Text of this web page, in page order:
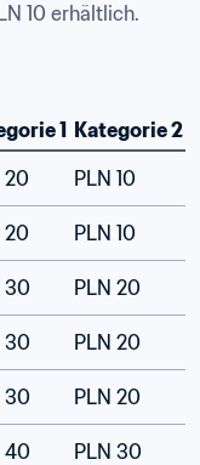
10 erhältlich.
1
Kategorie 2
20 PLN 10
20 PLN 10
30 PLN 20
30 PLN 20
30 PLN 20
40
PLN 30